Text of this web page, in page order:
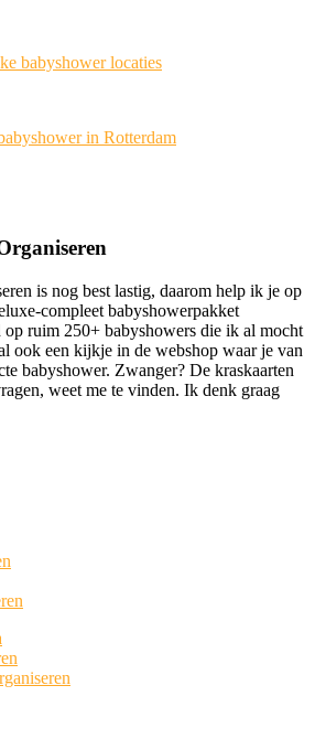
babyshower locaties
in Rotterdam
is nog best lastig, daarom help ik je op
compleet babyshowerpakket
op ruim 250+ babyshowers die ik al mocht
ook een kijkje in de webshop waar je van
babyshower. Zwanger? De kraskaarten
weet me te vinden. Ik denk graag